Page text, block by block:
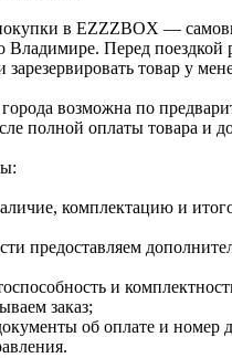
в EZZZBOX —
Владимире. Перед поездкой
товар у
возможна по
полной оплаты товара и
комплектацию и
предоставляем
и
заказ;
об оплате и номер